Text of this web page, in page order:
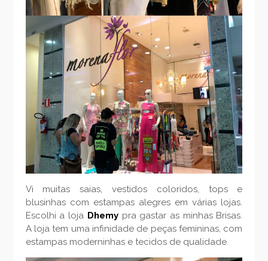
Vi muitas saias, vestidos coloridos, tops e
blusinhas com estampas alegres em várias lojas.
Escolhi a loja Dhemypra gastar as minhas Brisas.
A loja tem uma infinidade de peças femininas, com
estampas moderninhas e tecidos de qualidade.